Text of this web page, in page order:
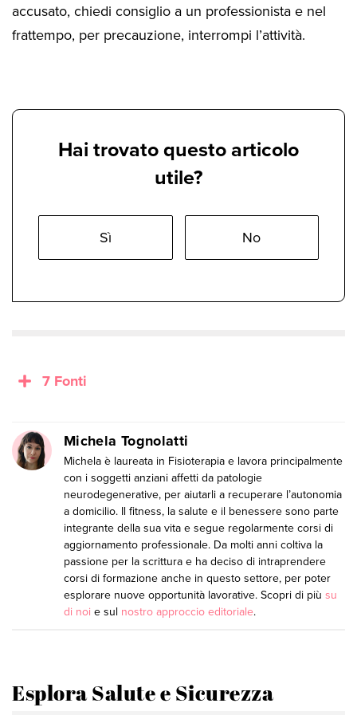
accusato, chiedi consiglio a un professionista e nel
frattempo, per precauzione, interrompi l’attività.
Hai trovato questo articolo
utile?
Sì No
7 Fonti
Michela Tognolatti
Michela è laureata in Fisioterapia e lavora principalmente
con i soggetti anziani affetti da patologie
neurodegenerative, per aiutarli a recuperare l’autonomia
a domicilio. Il fitness, la salute e il benessere sono parte
integrante della sua vita e segue regolarmente corsi di
aggiornamento professionale. Da molti anni coltiva la
passione per la scrittura e ha deciso di intraprendere
corsi di formazione anche in questo settore, per poter
esplorare nuove opportunità lavorative. Scopri di più su
di noi e sul nostro approccio editoriale.
Esplora Salute e Sicurezza